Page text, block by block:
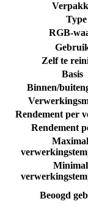
Type
RGB-
Zelf te
Basis
Binnen/
Rendement per
Rendement
Beoogd